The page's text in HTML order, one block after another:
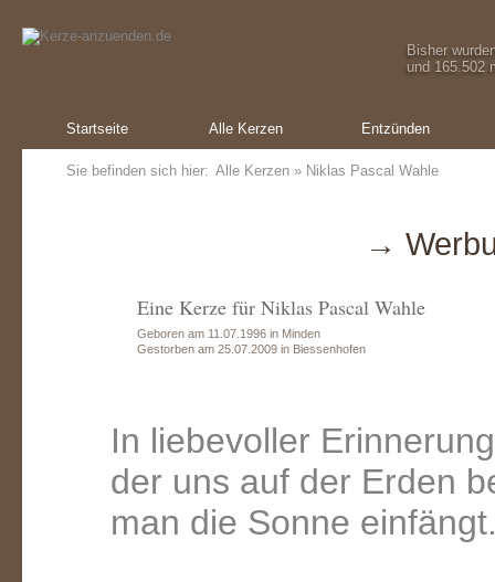
Bisher
und 165.502
Startseite Alle Kerzen Entzünden
Sie befinden sich hier: Alle Kerzen » Niklas Pascal Wahle
→
Eine Kerze für Niklas Pascal Wahle
Geboren am 11.07.1996 in Minden
Gestorben am 25.07.2009 in Biessenhofen
In liebevoller
der uns auf der Erden
man die Sonne